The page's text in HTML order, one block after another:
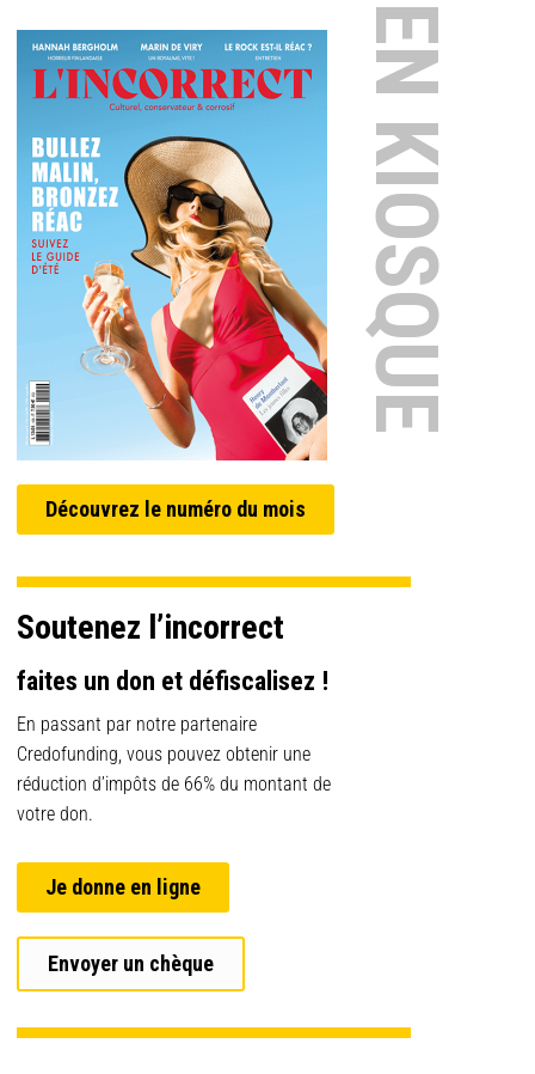
EN KIOSQUE
Découvrez le numéro du mois
Soutenez l’incorrect
faites un don et défiscalisez !
En passant par notre partenaire
Credofunding, vous pouvez obtenir une
réduction d’impôts de 66% du montant de
votre don.
Je donne en ligne
Envoyer un chèque